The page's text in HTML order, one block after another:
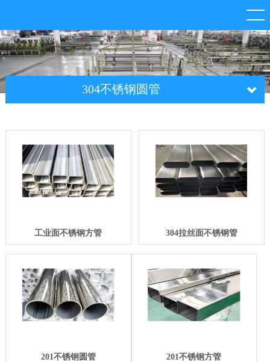
304不锈钢圆管
工业面不锈钢方管 304拉丝面不锈钢管
201不锈钢圆管 201不锈钢方管